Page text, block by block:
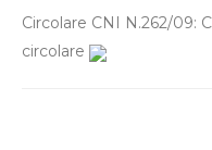
Circolare CNI N.262/09:
circolare